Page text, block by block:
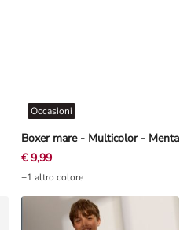
Boxer mare - Multicolor - Menta
Occasioni
€ 9,99
+1 altro colore